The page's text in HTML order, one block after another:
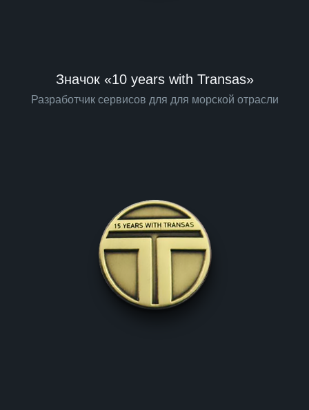
Значок «10 years with Transas»
Разработчик сервисов для для морской отрасли